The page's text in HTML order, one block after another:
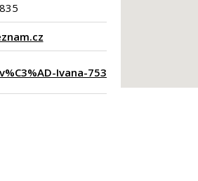
Ivana-753303421443403